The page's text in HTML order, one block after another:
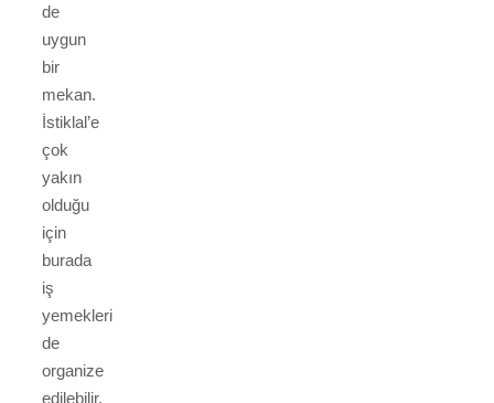
de
uygun
bir
mekan.
İstiklal’e
çok
yakın
olduğu
için
burada
iş
yemekleri
de
organize
edilebilir.